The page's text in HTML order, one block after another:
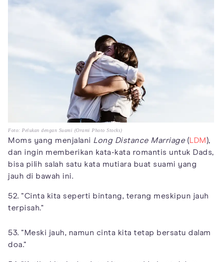
Foto: Pelukan dengan Suami (Orami Photo Stocks)
Moms yang menjalani Long Distance Marriage(LDM ),
dan ingin memberikan kata-kata romantis untuk Dads,
bisa pilih salah satu kata mutiara buat suami yang
jauh di bawah ini.
52. "Cinta kita seperti bintang, terang meskipun jauh
terpisah."
53. "Meski jauh, namun cinta kita tetap bersatu dalam
doa."